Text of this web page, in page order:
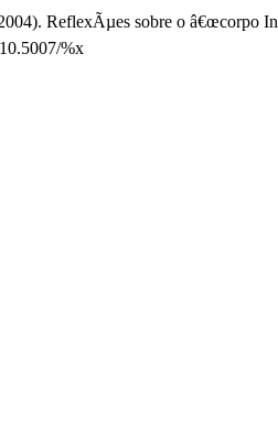
ReflexÃµes sobre o â€œcorpo
%x